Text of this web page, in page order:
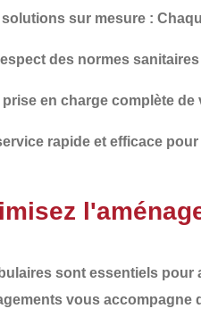
solutions sur mesure :
des normes
prise en charge complète de
rapide et efficace pour
sont essentiels pour
vous accompagne